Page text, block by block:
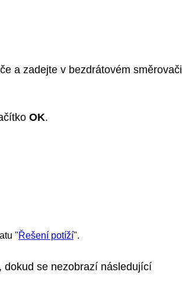
a zadejte v bezdrátovém směrovači
OK.
"Řešení potíží".
dokud se nezobrazí následující